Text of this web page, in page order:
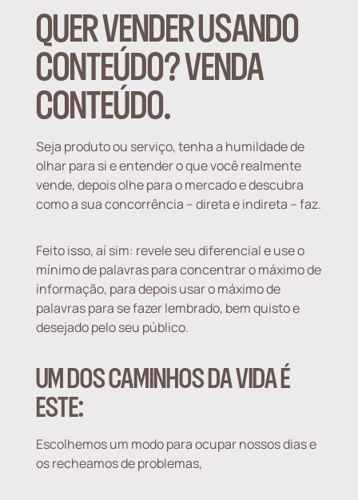
QUER VENDER USANDO
CONTEÚDO? VENDA
CONTEÚDO.
Seja produto ou serviço, tenha a humildade de
olhar para si e entender o que você realmente
vende, depois olhe para o mercado e descubra
como a sua concorrência – direta e indireta – faz.
Feito isso, aí sim: revele seu diferencial e use o
mínimo de palavras para concentrar o máximo de
informação, para depois usar o máximo de
palavras para se fazer lembrado, bem quisto e
desejado pelo seu público.
UM DOS CAMINHOS DA VIDA É
ESTE:
Escolhemos um modo para ocupar nossos dias e
os recheamos de problemas,